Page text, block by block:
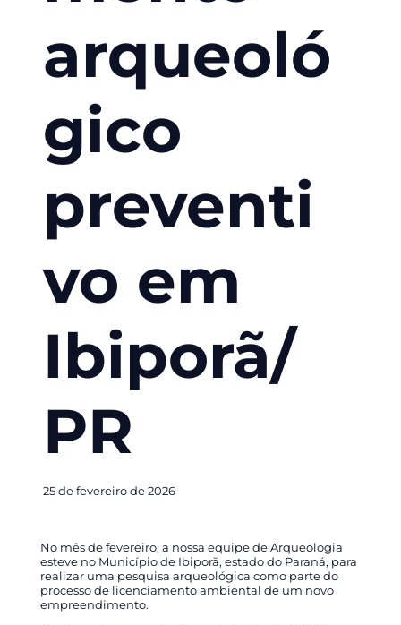
arqueoló
gico
preventi
vo em
Ibiporã/
PR
25 de fevereiro de 2026
No mês de fevereiro, a nossa equipe de Arqueologia
esteve no Município de Ibiporã, estado do Paraná, para
realizar uma pesquisa arqueológica como parte do
processo de licenciamento ambiental de um novo
empreendimento.